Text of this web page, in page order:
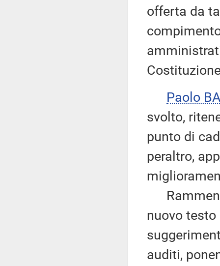
offerta da
Paolo
svolto,
punto di
peraltro,
nuovo
auditi,